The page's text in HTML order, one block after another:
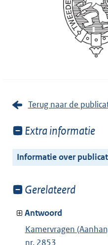
Terug naar de
Toon
van:
Extra informatie
Informatie over
Toon
van:
Gerelateerd
Antwoord
Kamervragen
nr. 2853